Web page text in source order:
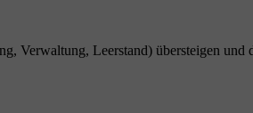
Verwaltung, Leerstand) übersteigen und